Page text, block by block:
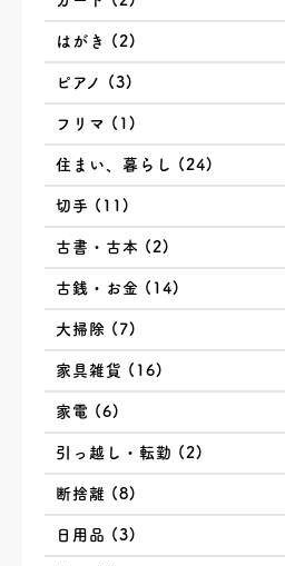
はがき (2)
ピアノ (3)
フリマ (1)
住まい、暮らし (24)
切手 (11)
古書・古本 (2)
古銭・お金 (14)
大掃除 (7)
家具雑貨 (16)
家電 (6)
引っ越し・転勤 (2)
断捨離 (8)
日用品 (3)